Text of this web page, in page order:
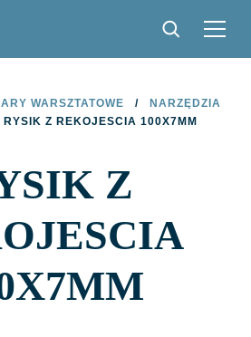
PRODUKTY
PARTNEREM
MARCE LIMIT
DO POBRANIA
WARSZTATOWE /
NARZĘDZIA
RYSIK Z REKOJESCIA 100X7MM
Z